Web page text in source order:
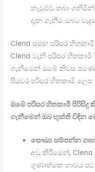
නැවුම්ව තබා
දැන ගැනීම ඔබට
Clena සමඟ පරිසර
Clena වැනි පරිසර
ගැනීමෙන් ඔබේ නිවස
පියවර පරිසර හිතකාමී ලෙස
ඔබේ පරිසර හිතකාමී පිරිසිදු
ගැනීමෙන් ඔබ භුක්ති විඳින
සෞඛ්‍ය සම්පන්න
අඩු කිරීමෙන්, Clena
ගුණාත්මක භාවය